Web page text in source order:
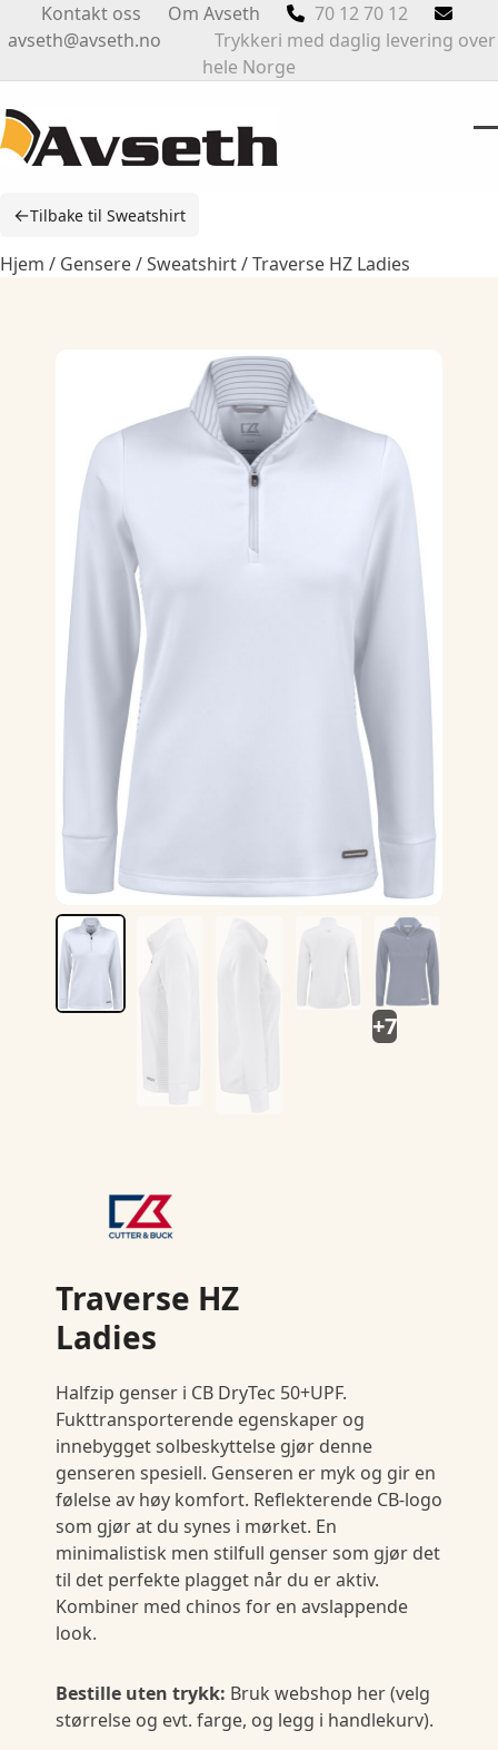
to
Kontakt oss Om Avseth
70 12 70 12
avseth@avseth.no Trykkeri med daglig levering over
hele Norge
←Tilbake til Sweatshirt
Hjem / Gensere/Sweatshirt/ Traverse HZ Ladies
+7
Traverse HZ
Ladies
Halfzip genser i CB DryTec 50+UPF.
Fukttransporterende egenskaper og
innebygget solbeskyttelse gjør denne
genseren spesiell. Genseren er myk og gir en
følelse av høy komfort. Reflekterende CB-logo
som gjør at du synes i mørket. En
minimalistisk men stilfull genser som gjør det
til det perfekte plagget når du er aktiv.
Kombiner med chinos for en avslappende
look.
Bestille uten trykk: Bruk webshop her (velg
størrelse og evt. farge, og legg i handlekurv).